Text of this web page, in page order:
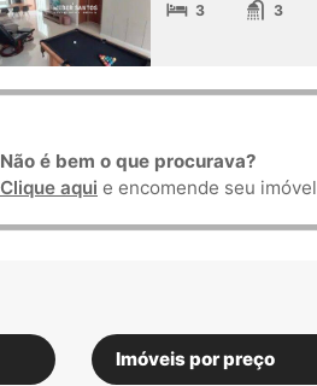
3 3
Não é bem o que procurava?
Clique aqui e encomende seu imóvel
Imóveis por preço